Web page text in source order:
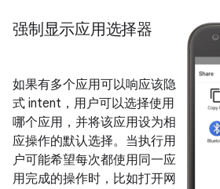
强制显示应用选择器
如果有多个应用可以响应该隐
式 intent，用户可以选择使用
哪个应用，并将该应用设为相
应操作的默认选择。当执行用
户可能希望每次都使用同一应
用完成的操作时，比如打开网